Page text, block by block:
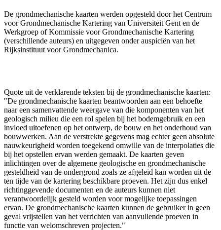
De grondmechanische kaarten werden opgesteld door het Centrum
voor Grondmechanische Kartering van Universiteit Gent en de
Werkgroep of Kommissie voor Grondmechanische Kartering
(verschillende auteurs) en uitgegeven onder auspiciën van het
Rijksinstituut voor Grondmechanica.
Quote uit de verklarende teksten bij de grondmechanische kaarten:
"De grondmechanische kaarten beantwoorden aan een behoefte
naar een samenvattende weergave van die komponenten van het
geologisch milieu die een rol spelen bij het bodemgebruik en een
invloed uitoefenen op het ontwerp, de bouw en het onderhoud van
bouwwerken. Aan de verstrekte gegevens mag echter geen absolute
nauwkeurigheid worden toegekend omwille van de interpolaties die
bij het opstellen ervan werden gemaakt. De kaarten geven
inlichtingen over de algemene geologische en grondmechanische
gesteldheid van de ondergrond zoals ze afgeleid kan worden uit de
ten tijde van de kartering beschikbare proeven. Het zijn dus enkel
richtinggevende documenten en de auteurs kunnen niet
verantwoordelijk gesteld worden voor mogelijke toepassingen
ervan. De grondmechanische kaarten kunnen de gebruiker in geen
geval vrijstellen van het verrichten van aanvullende proeven in
functie van welomschreven projecten."